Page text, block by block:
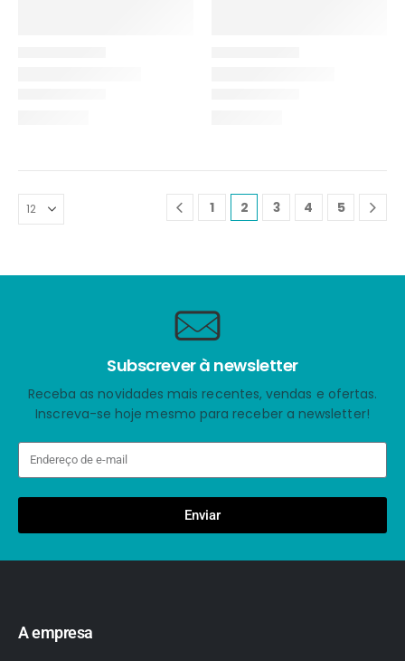
1 2 3 4 5
Subscrever à newsletter
Receba as novidades mais recentes, vendas e ofertas.
Inscreva-se hoje mesmo para receber a newsletter!
Enviar
A empresa